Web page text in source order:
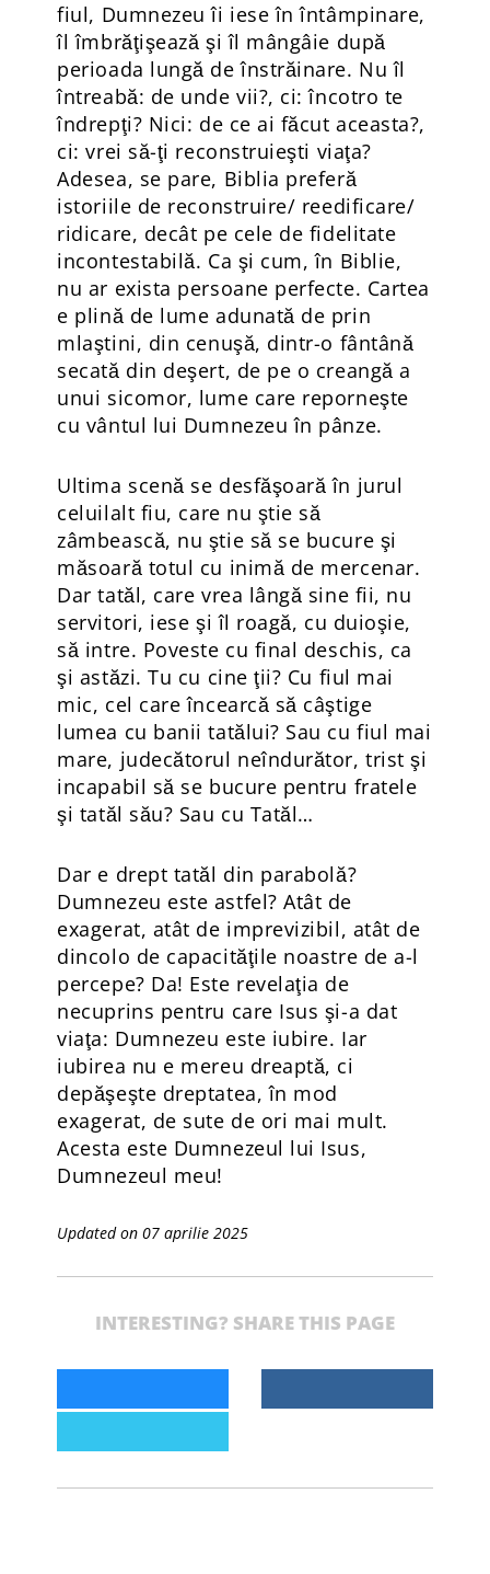
fiul, Dumnezeu îi iese în întâmpinare,
îl îmbrăţişează şi îl mângâie după
perioada lungă de înstrăinare. Nu îl
întreabă: de unde vii?, ci: încotro te
îndrepţi? Nici: de ce ai făcut aceasta?,
ci: vrei să-ţi reconstruieşti viaţa?
Adesea, se pare, Biblia preferă
istoriile de reconstruire/ reedificare/
ridicare, decât pe cele de fidelitate
incontestabilă. Ca şi cum, în Biblie,
nu ar exista persoane perfecte. Cartea
e plină de lume adunată de prin
mlaştini, din cenuşă, dintr-o fântână
secată din deşert, de pe o creangă a
unui sicomor, lume care reporneşte
cu vântul lui Dumnezeu în pânze.
Ultima scenă se desfăşoară în jurul
celuilalt fiu, care nu ştie să
zâmbească, nu ştie să se bucure şi
măsoară totul cu inimă de mercenar.
Dar tatăl, care vrea lângă sine fii, nu
servitori, iese şi îl roagă, cu duioşie,
să intre. Poveste cu final deschis, ca
şi astăzi. Tu cu cine ţii? Cu fiul mai
mic, cel care încearcă să câştige
lumea cu banii tatălui? Sau cu fiul mai
mare, judecătorul neîndurător, trist şi
incapabil să se bucure pentru fratele
şi tatăl său? Sau cu Tatăl…
Dar e drept tatăl din parabolă?
Dumnezeu este astfel? Atât de
exagerat, atât de imprevizibil, atât de
dincolo de capacităţile noastre de a-l
percepe? Da! Este revelaţia de
necuprins pentru care Isus şi-a dat
viaţa: Dumnezeu este iubire. Iar
iubirea nu e mereu dreaptă, ci
depăşeşte dreptatea, în mod
exagerat, de sute de ori mai mult.
Acesta este Dumnezeul lui Isus,
Dumnezeul meu!
Updated on 07 aprilie 2025
INTERESTING? SHARE THIS PAGE